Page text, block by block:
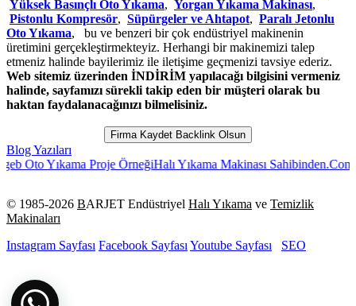
Yüksek Basınçlı Oto Yıkama, Yorgan Yıkama Makinası,
Pistonlu Kompresör, Süpürgeler ve Ahtapot, Paralı Jetonlu
Oto Yıkama, bu ve benzeri bir çok endüstriyel makinenin
üretimini gerçekleştirmekteyiz. Herhangi bir makinemizi talep
etmeniz halinde bayilerimiz ile iletişime geçmenizi tavsiye ederiz.
Web sitemiz üzerinden İNDİRİM yapılacağı bilgisini vermeniz
halinde, sayfamızı sürekli takip eden bir müşteri olarak bu
haktan faydalanacağınızı bilmelisiniz.
Firma Kaydet Backlink Olsun
Blog Yazıları
Yıkama Proje ÖrneğiHalı Yıkama Makinası Sahibinden.ComHalı
© 1985-2026 BARJET Endüstriyel Halı Yıkama ve Temizlik
Makinaları
Instagram Sayfası Facebook SayfasıYoutube Sayfası SEO